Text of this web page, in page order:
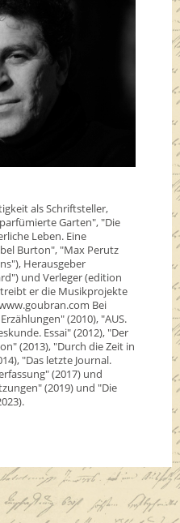
als Schriftsteller,
Garten", "Die
Leben. Eine
Burton", "Max Perutz
Herausgeber
und Verleger (edition
er die Musikprojekte
Bei
(2010), "AUS.
Essai" (2012), "Der
(2013), "Durch die Zeit in
"Das letzte Journal.
(2017) und
(2019) und "Die